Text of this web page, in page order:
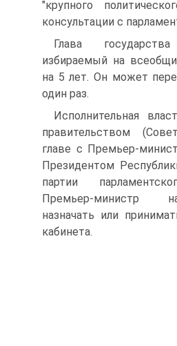
"крупного
консультации с
Глава
избираемый на
на 5 лет. Он может
один раз.
Исполнительная
правительством
главе с Премьер-
Президентом
партии
Премьер-министр
назначать или
кабинета.